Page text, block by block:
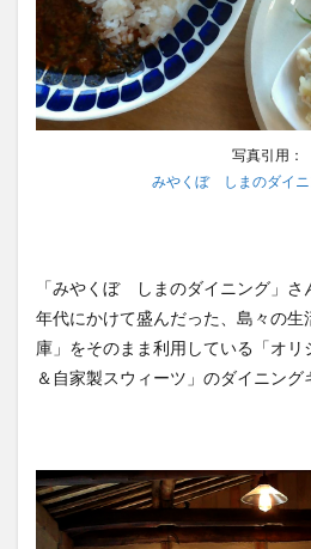
写真引用：
みやくぼ しまのダイニ
「みやくぼ しまのダイニング」さ
年代にかけて盛んだった、島々の生
庫」をそのまま利用している「オ
＆自家製スウィーツ」のダイニング